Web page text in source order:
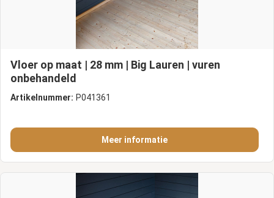
Vloer op maat | 28 mm | Big Lauren | vuren
onbehandeld
Artikelnummer: P041361
Meer informatie